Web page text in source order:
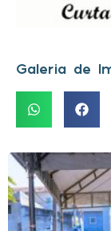
Galeria de